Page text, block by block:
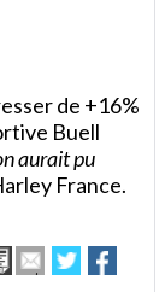
de +16%
Buell
aurait pu
France.
ImprimerEnvoyer
cet
Partager
sur
sur